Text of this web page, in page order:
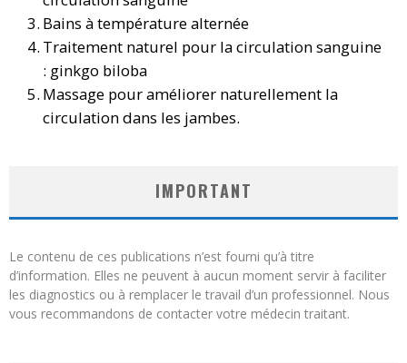
Bains à température alternée
Traitement naturel pour la circulation sanguine
: ginkgo biloba
Massage pour améliorer naturellement la
circulation dans les jambes.
IMPORTANT
Le contenu de ces publications n’est fourni qu’à titre
d’information. Elles ne peuvent à aucun moment servir à faciliter
les diagnostics ou à remplacer le travail d’un professionnel. Nous
vous recommandons de contacter votre médecin traitant.